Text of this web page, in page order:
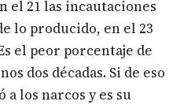
el 21 las incautaciones
lo producido, en el 23
el peor porcentaje de
dos décadas. Si de eso
los narcos y es su